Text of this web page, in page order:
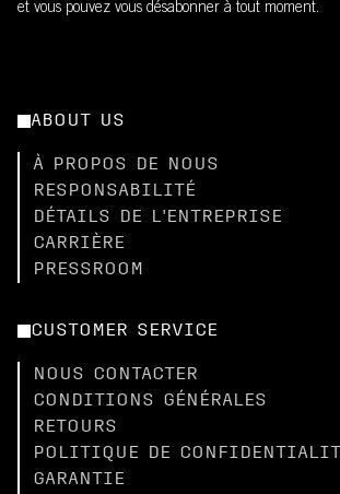
et vous pouvez vous désabonner à tout moment.
ABOUT US
À PROPOS DE NOUS
RESPONSABILITÉ
DÉTAILS DE L'ENTREPRISE
CARRIÈRE
PRESSROOM
CUSTOMER SERVICE
NOUS CONTACTER
CONDITIONS GÉNÉRALES
RETOURS
POLITIQUE DE
GARANTIE